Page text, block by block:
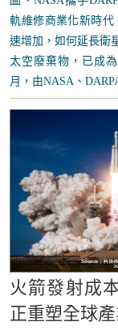
軌維修商業化新時
速增加，如何延長衛
太空廢棄物，已成
月，由NASA、
火箭發射成
正重塑全球